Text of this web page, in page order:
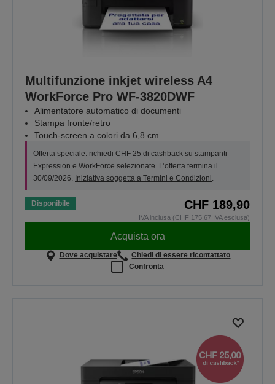
Multifunzione inkjet wireless A4
WorkForce Pro WF-3820DWF
Alimentatore automatico di documenti
Stampa fronte/retro
Touch-screen a colori da 6,8 cm
Offerta speciale: richiedi CHF 25 di cashback su stampanti
Expression e WorkForce selezionate. L’offerta termina il
30/09/2026. Iniziativa soggetta a Termini e Condizioni.
Disponibile CHF 189,90
IVA inclusa (CHF 175,67 IVA esclusa)
Acquista ora
Dove acquistare
Chiedi di essere ricontattato
Confronta